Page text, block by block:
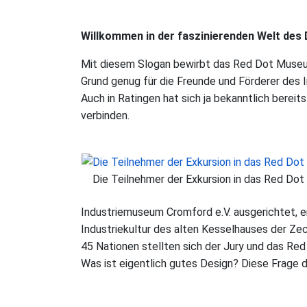
Willkommen in der faszinierenden Welt des
Mit diesem Slogan bewirbt das Red Dot
Grund genug für die Freunde und Förderer
Auch in Ratingen hat sich ja bekanntlich
verbinden.
Die Teilnehmer der Exkursion in das Red
Industriemuseum Cromford e.V. ausgerichtet,
Industriekultur des alten Kesselhauses der
45 Nationen stellten sich der Jury und das
Was ist eigentlich gutes Design? Diese